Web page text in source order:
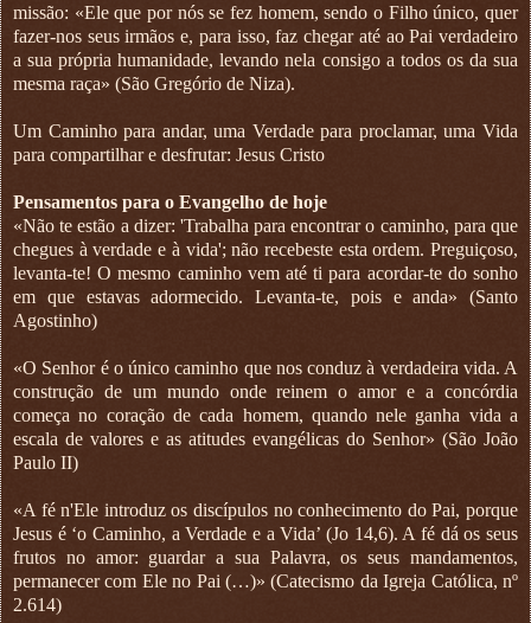
missão: «Ele que por nós se fez homem, sendo o Filho único, quer
fazer-nos seus irmãos e, para isso, faz chegar até ao Pai verdadeiro
a sua própria humanidade, levando nela consigo a todos os da sua
mesma raça» (São Gregório de Niza).
Um Caminho para andar, uma Verdade para proclamar, uma Vida
para compartilhar e desfrutar: Jesus Cristo
Pensamentos para o Evangelho de hoje
«Não te estão a dizer: 'Trabalha para encontrar o caminho, para que
chegues à verdade e à vida'; não recebeste esta ordem. Preguiçoso,
levanta-te! O mesmo caminho vem até ti para acordar-te do sonho
em que estavas adormecido. Levanta-te, pois e anda» (Santo
Agostinho)
«O Senhor é o único caminho que nos conduz à verdadeira vida. A
construção de um mundo onde reinem o amor e a concórdia
começa no coração de cada homem, quando nele ganha vida a
escala de valores e as atitudes evangélicas do Senhor» (São João
Paulo II)
«A fé n'Ele introduz os discípulos no conhecimento do Pai, porque
Jesus é ‘o Caminho, a Verdade e a Vida’ (Jo 14,6). A fé dá os seus
frutos no amor: guardar a sua Palavra, os seus mandamentos,
permanecer com Ele no Pai (…)» (Catecismo da Igreja Católica, nº
2.614)